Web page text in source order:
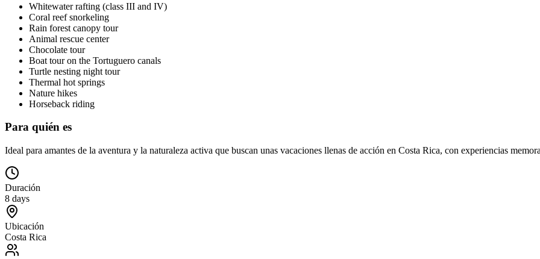
Whitewater rafting (class III and IV)
Coral reef snorkeling
Rain forest canopy tour
Animal rescue center
Chocolate tour
Boat tour on the Tortuguero canals
Turtle nesting night tour
Thermal hot springs
Nature hikes
Horseback riding
Para quién es
Ideal para amantes de la aventura y la naturaleza activa que buscan unas vacaciones llenas de acción en Costa Rica, con experiencias
Duración
8 days
Ubicación
Costa Rica